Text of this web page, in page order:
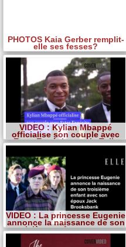
PHOTOS Kaia Gerber remplit-
elle ses fesses?
VIDEO : Kylian Mbappé
officialise son couple avec
Ester Expósito sur la Toile
VIDEO : La princesse Eugenie
annonce la naissance de son
troisième enfant avec son
époux Jack Brooksbank